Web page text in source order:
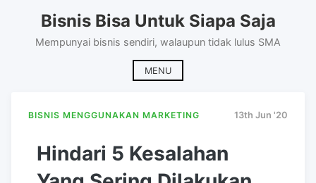
content
Bisnis Bisa Untuk Siapa Saja
Mempunyai bisnis sendiri, walaupun tidak lulus SMA
MENU
BISNIS MENGGUNAKAN MARKETING 13th Jun '20
Hindari 5 Kesalahan